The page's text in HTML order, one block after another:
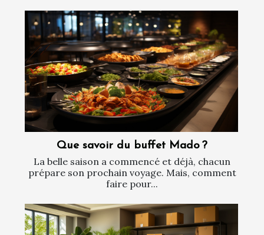
Que savoir du buffet Mado ?
La belle saison a commencé et déjà, chacun
prépare son prochain voyage. Mais, comment
faire pour...